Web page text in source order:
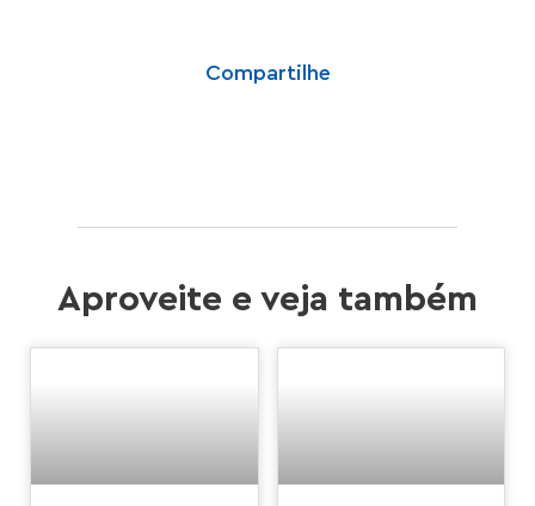
Compartilhe
Aproveite e veja também